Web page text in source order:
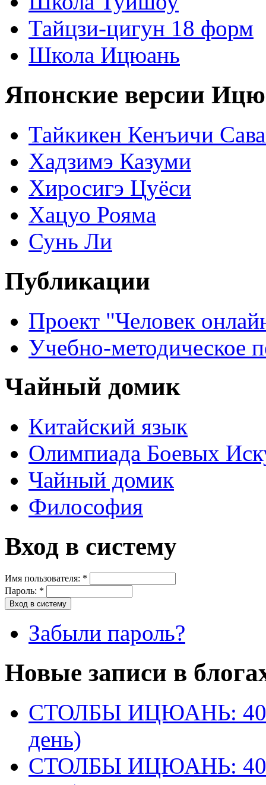
Тайцзи-цигун 18 форм
Школа Ицюань
Японские версии
Тайкикен Кенъичи
Хадзимэ Казуми
Хиросигэ Цуёси
Хацуо Рояма
Сунь Ли
Публикации
Проект "Человек
Учебно-методическое
Чайный домик
Китайский язык
Олимпиада Боевых
Чайный домик
Философия
Вход в систему
Имя пользователя: *
Пароль: *
Забыли пароль?
Новые записи в
СТОЛБЫ ИЦЮАНЬ:
день)
СТОЛБЫ ИЦЮАНЬ: